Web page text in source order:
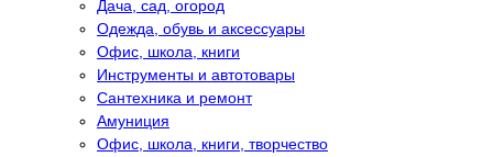
Дача, сад, огород
Одежда, обувь и аксессуары
Офис, школа, книги
Инструменты и автотовары
Сантехника и ремонт
Амуниция
Офис, школа, книги, творчество